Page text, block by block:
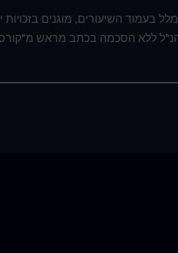
השיעורים, מוגנים בזכויות
ללא הסכמה בכתב מראש